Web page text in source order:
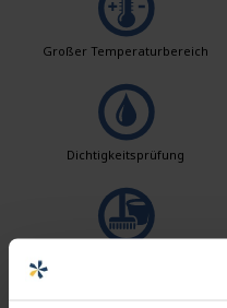
Großer Temperaturbereich
Dichtigkeitsprüfung